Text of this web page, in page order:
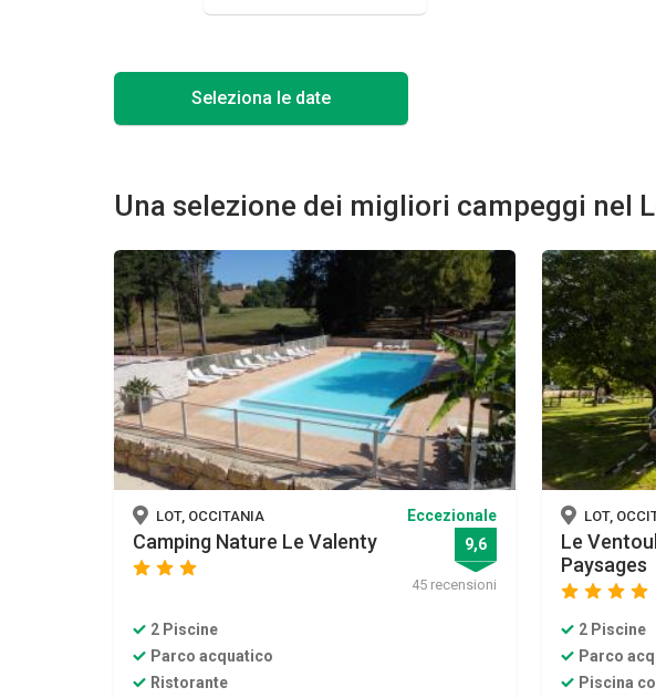
Seleziona le date
Una selezione dei migliori campeggi nel
LOT, OCCITANIA
Camping Nature Le Valenty
starstarstar
Eccezionale
9,6
45 recensioni
2 Piscine
Parco acquatico
Ristorante
LOT,
Le
Paysages
starstarstar
2 Piscine
Parco
Piscina